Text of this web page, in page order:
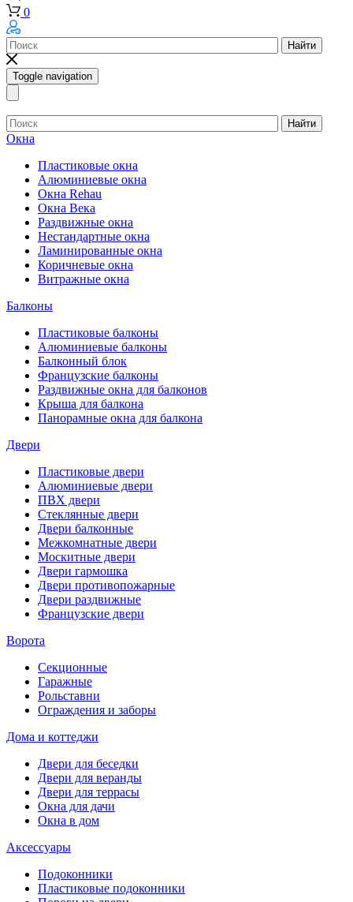
0
Найти
Toggle navigation
Найти
Окна
Пластиковые окна
Алюминиевые окна
Окна Rehau
Окна Века
Раздвижные окна
Нестандартные окна
Ламинированные окна
Коричневые окна
Витражные окна
Балконы
Пластиковые балконы
Алюминиевые балконы
Балконный блок
Французские балконы
Раздвижные окна для балконов
Крыша для балкона
Панорамные окна для балкона
Двери
Пластиковые двери
Алюминиевые двери
ПВХ двери
Стеклянные двери
Двери балконные
Межкомнатные двери
Москитные двери
Двери гармошка
Двери противопожарные
Двери раздвижные
Французские двери
Ворота
Секционные
Гаражные
Рольставни
Ограждения и заборы
Дома и коттеджи
Двери для беседки
Двери для веранды
Двери для террасы
Окна для дачи
Окна в дом
Аксессуары
Подоконники
Пластиковые подоконники